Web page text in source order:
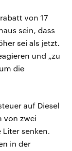
von 17
sein, dass
sei als jetzt.
und „zu
die
auf Diesel
von zwei
senken.
in der